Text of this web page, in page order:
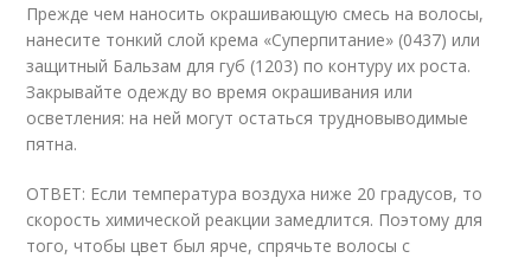
Прежде чем наносить окрашивающую смесь на волосы,
нанесите тонкий слой крема «Суперпитание» (0437) или
защитный Бальзам для губ (1203) по контуру их роста.
Закрывайте одежду во время окрашивания или
осветления: на ней могут остаться трудновыводимые
пятна.
ОТВЕТ: Если температура воздуха ниже 20 градусов, то
скорость химической реакции замедлится. Поэтому для
того, чтобы цвет был ярче, спрячьте волосы с